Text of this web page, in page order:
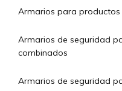
Armarios para
Armarios de seguridad
combinados
Armarios de seguridad